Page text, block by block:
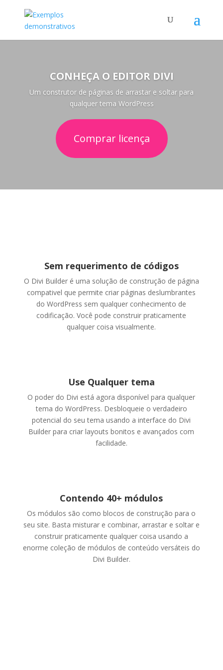
CONHEÇA O EDITOR DIVI
Um construtor de páginas de arrastar e soltar para
qualquer tema WordPress
Comprar licença
Sem requerimento de códigos
O Divi Builder é uma solução de construção de página
compativel que permite criar páginas deslumbrantes
do WordPress sem qualquer conhecimento de
codificação. Você pode construir praticamente
qualquer coisa visualmente.
Use Qualquer tema
O poder do Divi está agora disponível para qualquer
tema do WordPress. Desbloqueie o verdadeiro
potencial do seu tema usando a interface do Divi
Builder para criar layouts bonitos e avançados com
facilidade.
Contendo 40+ módulos
Os módulos são como blocos de construção para o
seu site. Basta misturar e combinar, arrastar e soltar e
construir praticamente qualquer coisa usando a
enorme coleção de módulos de conteúdo versáteis do
Divi Builder.